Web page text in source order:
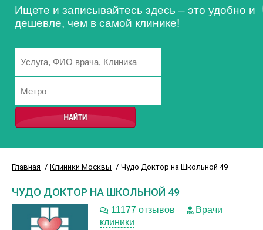
Ищете и записывайтесь здесь – это удобно и
дешевле, чем в самой клинике!
Главная Клиники Москвы Чудо Доктор на Школьной 49
ЧУДО ДОКТОР НА ШКОЛЬНОЙ 49
11177 отзывов
Врачи
клиники